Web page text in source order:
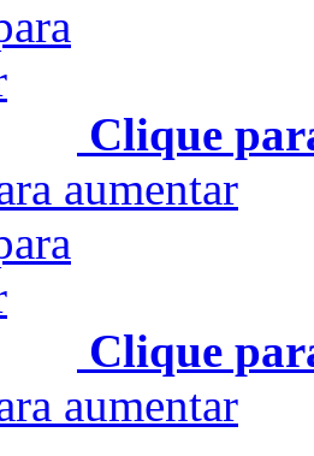
Clique
aumentar
Clique
aumentar